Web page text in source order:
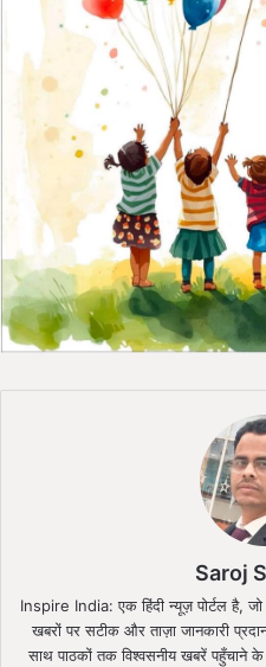
Saroj
Inspire India: एक हिंदी न्यूज़ पोर्टल है,
खबरों पर सटीक और ताज़ा जानकारी
साथ पाठकों तक विश्वसनीय खबरें पहुँचाने के